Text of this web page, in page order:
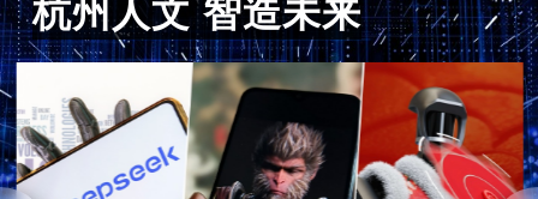
杭州人文 智造未来